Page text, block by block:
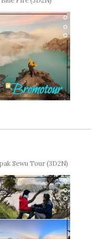
Sewu Tour (3D2N)